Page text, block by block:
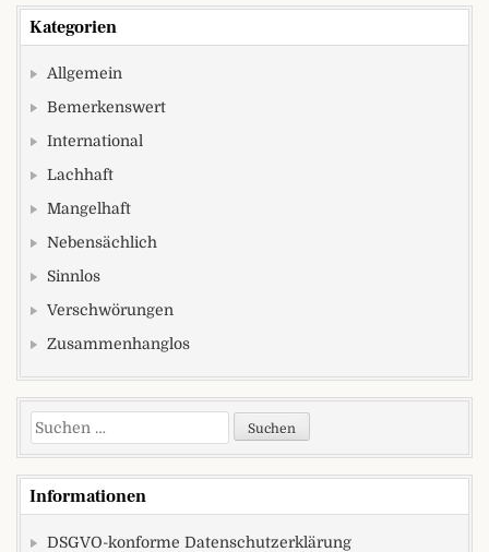
Kategorien
Allgemein
Bemerkenswert
International
Lachhaft
Mangelhaft
Nebensächlich
Sinnlos
Verschwörungen
Zusammenhanglos
Suchen nach:
Informationen
DSGVO-konforme Datenschutzerklärung